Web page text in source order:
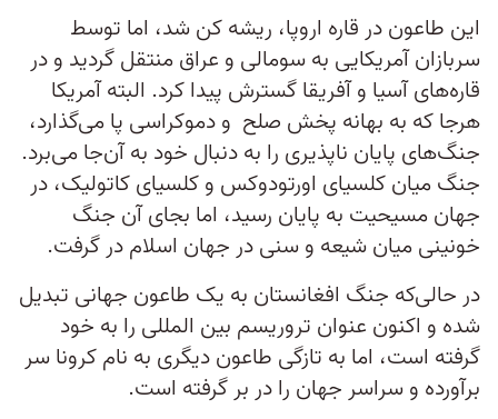
این طاعون در قاره اروپا، ریشه کن شد، اما توسط
سربازان آمریکایی به سومالی و عراق منتقل گردید و در
قاره‌های آسیا و آفریقا گسترش پیدا کرد. البته آمریکا
هرجا که به بهانه پخش صلح و دموکراسی پا می‌گذارد،
جنگ‌های پایان ناپذیری را به دنبال خود به آن‌جا می‌برد.
جنگ میان کلسیای اورتودوکس و کلسیای کاتولیک، در
جهان مسیحیت به پایان رسید، اما بجای آن جنگ
خونینی میان شیعه و سنی در جهان اسلام در گرفت.
در حالی‌که جنگ افغانستان به یک طاعون جهانی تبدیل
شده و اکنون عنوان تروریسم بین المللی را به خود
گرفته است، اما به تازگی طاعون دیگری به نام کرونا سر
برآورده و سراسر جهان را در بر گرفته است.